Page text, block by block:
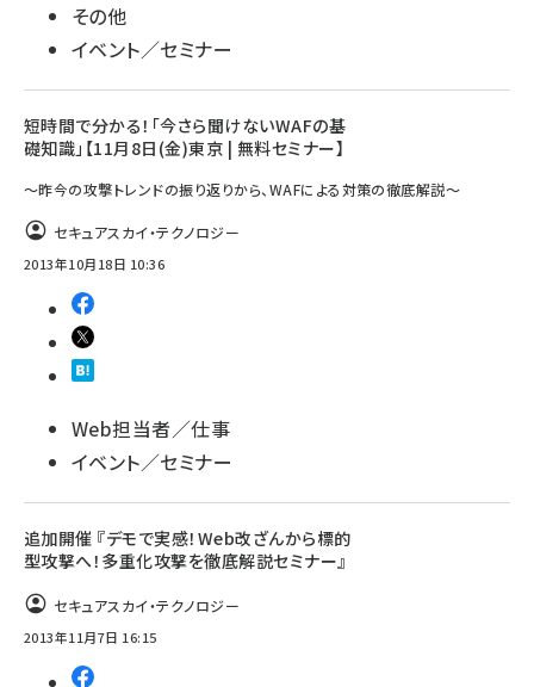
その他
イベント／セミナー
短時間で分かる！「今さら聞けないWAFの基
礎知識」【11月8日(金)東京 | 無料セミナー】
～昨今の攻撃トレンドの振り返りから、WAFによる対策の徹底解説～
セキュアスカイ・テクノロジー
2013年10月18日 10:36
Web担当者／仕事
イベント／セミナー
追加開催 『デモで実感！Web改ざんから標的
型攻撃へ！多重化攻撃を徹底解説セミナー』
セキュアスカイ・テクノロジー
2013年11月7日 16:15